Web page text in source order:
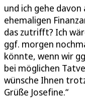
und ich gehe
ehemaligen
das zutrifft? Ich
ggf. morgen
könnte, wenn wir
bei möglichen
wünsche Ihnen
Grüße Josefine.“